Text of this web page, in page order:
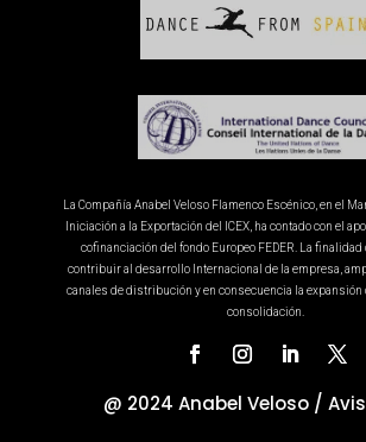
La Compañía Anabel Veloso Flamenco Escénico, en el
Iniciación a la Exportación del ICEX, ha contado con el
cofinanciación del fondo Europeo FEDER. La finalidad
contribuir al desarrollo Internacional de la empresa,
canales de distribución y en consecuencia la expansión
consolidación.
@ 2024 Anabel Veloso /